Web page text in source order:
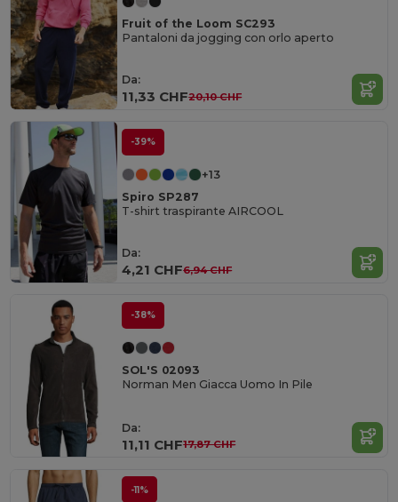
Fruit of the Loom SC293
Pantaloni da jogging con orlo aperto
Da:
11,33 CHF20,10 CHF
-39%
+13
Spiro SP287
T-shirt traspirante AIRCOOL
Da:
4,21 CHF6,94 CHF
-38%
SOL'S 02093
Norman Men Giacca Uomo In Pile
Da:
11,11 CHF17,87 CHF
-11%